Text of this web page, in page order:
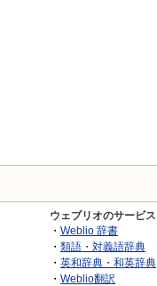
ウェブリオのサービス
・ Weblio 辞書
・ 類語・対義語辞典
・ 英和辞典・和英辞典
・ Weblio翻訳